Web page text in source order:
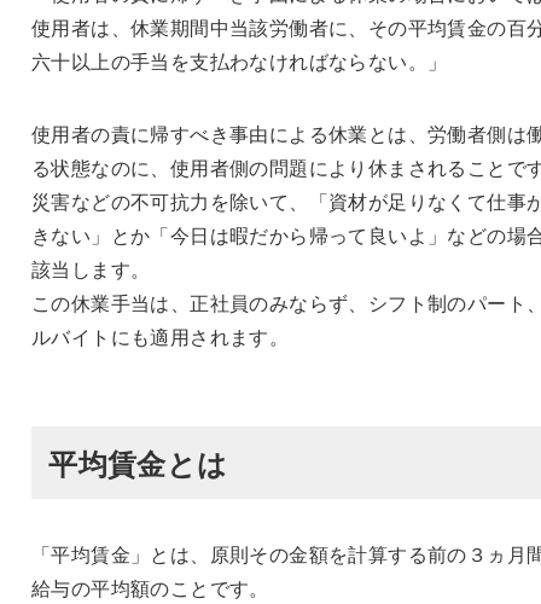
使用者は、休業期間中当該労働者に、その平均賃金の百
六十以上の手当を支払わなければならない。」
使用者の責に帰すべき事由による休業とは、労働者側は
る状態なのに、使用者側の問題により休まされることで
災害などの不可抗力を除いて、「資材が足りなくて仕事
きない」とか「今日は暇だから帰って良いよ」などの場
該当します。
この休業手当は、正社員のみならず、シフト制のパート
ルバイトにも適用されます。
平均賃金とは
「平均賃金」とは、原則その金額を計算する前の３ヵ月
給与の平均額のことです。